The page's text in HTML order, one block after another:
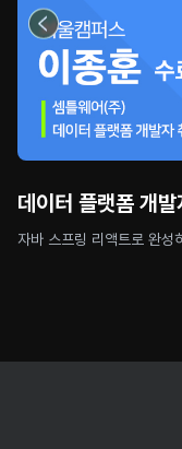
데이터 플랫폼 개
자바 스프링 리액트로 완